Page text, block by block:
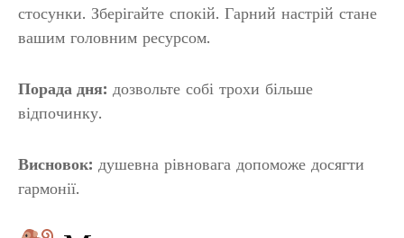
стосунки. Зберігайте спокій. Гарний настрій стане
вашим головним ресурсом.
Порада дня: дозвольте собі трохи більше
відпочинку.
Висновок: душевна рівновага допоможе досягти
гармонії.